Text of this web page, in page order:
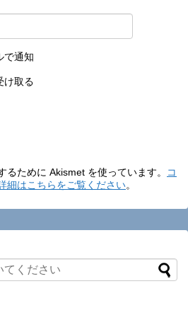
で通知
け取る
るために Akismet を使っています。
コ
細はこちらをご覧ください。